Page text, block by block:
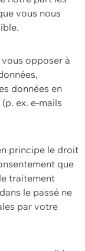
vous nous
opposer à
données en
ex. e-mails
principe le droit
que
traitement
le passé ne
par votre